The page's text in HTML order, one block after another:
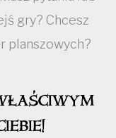
gry? Chcesz
planszowych?